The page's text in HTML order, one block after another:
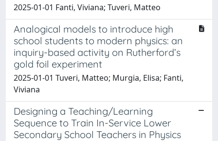
2025-01-01 Fanti, Viviana; Tuveri, Matteo
Analogical models to introduce high
school students to modern physics: an
inquiry-based activity on Rutherford’s
gold foil experiment
2025-01-01 Tuveri, Matteo; Murgia, Elisa; Fanti,
Viviana
Designing a Teaching/Learning
Sequence to Train In-Service Lower
Secondary School Teachers in Physics